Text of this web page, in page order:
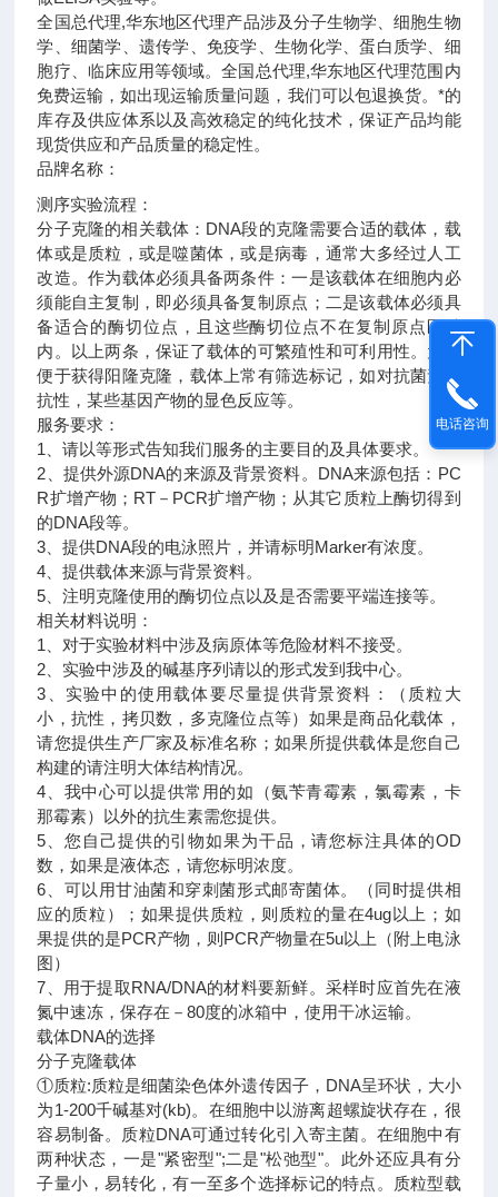
全国总代理,华东地区代理产品涉及分子生物学、细胞生物
学、细菌学、遗传学、免疫学、生物化学、蛋白质学、细
胞疗、临床应用等领域。全国总代理,华东地区代理范围内
免费运输，如出现运输质量问题，我们可以包退换货。 *的
库存及供应体系以及高效稳定的纯化技术，保证产品均能
现货供应和产品质量的稳定性。
品牌名称：
测序实验流程：
分子克隆的相关载体：DNA段的克隆需要合适的载体，载
体或是质粒，或是噬菌体，或是病毒，通常大多经过人工
改造。作为载体必须具备两条件：一是该载体在细胞内必
须能自主复制，即必须具备复制原点；二是该载体必须具
备适合的酶切位点，且这些酶切位点不在复制原点区域
内。以上两条，保证了载体的可繁殖性和可利用性。为了
便于获得阳隆克隆，载体上常有筛选标记，如对抗菌素的
抗性，某些基因产物的显色反应等。
服务要求：
1、请以等形式告知我们服务的主要目的及具体要求。
2、提供外源DNA的来源及背景资料。DNA来源包括：PC
R扩增产物；RT－PCR扩增产物；从其它质粒上酶切得到
的DNA段等。
3、提供DNA段的电泳照片，并请标明Marker有浓度。
4、提供载体来源与背景资料。
5、注明克隆使用的酶切位点以及是否需要平端连接等。
相关材料说明：
1、对于实验材料中涉及病原体等危险材料不接受。
2、实验中涉及的碱基序列请以的形式发到我中心。
3、实验中的使用载体要尽量提供背景资料：（质粒大
小，抗性，拷贝数，多克隆位点等）如果是商品化载体，
请您提供生产厂家及标准名称；如果所提供载体是您自己
构建的请注明大体结构情况。
4、我中心可以提供常用的如（氨苄青霉素，氯霉素，卡
那霉素）以外的抗生素需您提供。
5、您自己提供的引物如果为干品，请您标注具体的OD
数，如果是液体态，请您标明浓度。
6、可以用甘油菌和穿刺菌形式邮寄菌体。（同时提供相
应的质粒）；如果提供质粒，则质粒的量在4ug以上；如
果提供的是PCR产物，则PCR产物量在5u以上（附上电泳
图）
7、用于提取RNA/DNA的材料要新鲜。采样时应首先在液
氮中速冻，保存在－80度的冰箱中，使用干冰运输。
载体DNA的选择
分子克隆载体
①质粒:质粒是细菌染色体外遗传因子，DNA呈环状，大小
为1-200千碱基对(kb)。在细胞中以游离超螺旋状存在，很
容易制备。质粒DNA可通过转化引入寄主菌。在细胞中有
两种状态，一是"紧密型";二是"松弛型"。此外还应具有分
子量小，易转化，有一至多个选择标记的特点。质粒型载
电话咨询